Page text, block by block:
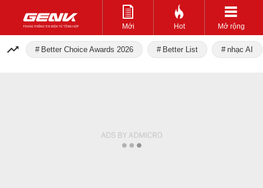
Mới Hot Mở rộng
Better Choice Awards 2026 Better List nhạc AI